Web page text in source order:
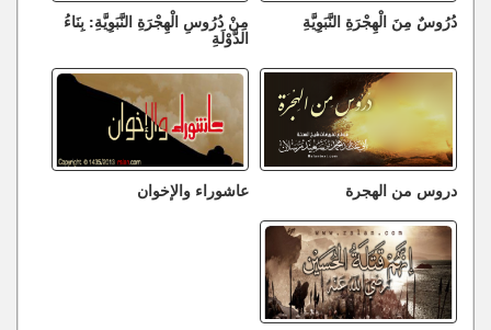
دُرُوسٌ مِنَ الْهِجْرَةِ النَّبَوِيَّةِ مِنْ دُرُوسِ الْهِجْرَةِ النَّبَوِيَّةِ: بِنَاءُ
الدَّوْلَةِ
دروس من الهجرة عاشوراء والإخوان